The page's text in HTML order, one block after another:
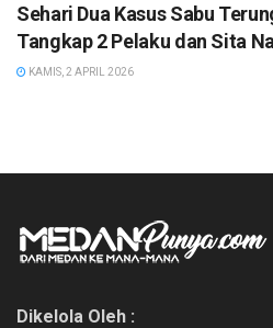
Sehari Dua Kasus Sabu
Tangkap 2 Pelaku dan Sita
KAMIS, 2 APRIL 2026
Dikelola Oleh :